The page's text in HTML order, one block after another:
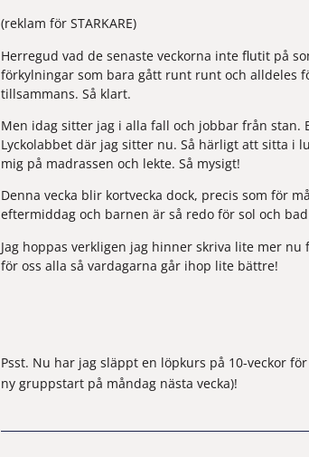
(reklam för STARKARE)
Herregud vad de senaste veckorna inte flutit på
förkylningar som bara gått runt runt och
tillsammans. Så klart.
Men idag sitter jag i alla fall och jobbar från stan.
Lyckolabbet där jag sitter nu. Så härligt att sitta i
mig på madrassen och lekte. Så mysigt!
Denna vecka blir kortvecka dock, precis som för
eftermiddag och barnen är så redo för sol och
Jag hoppas verkligen jag hinner skriva lite mer
för oss alla så vardagarna går ihop lite bättre!
Psst. Nu har jag släppt en löpkurs på 10-veckor
ny gruppstart på måndag nästa vecka)!